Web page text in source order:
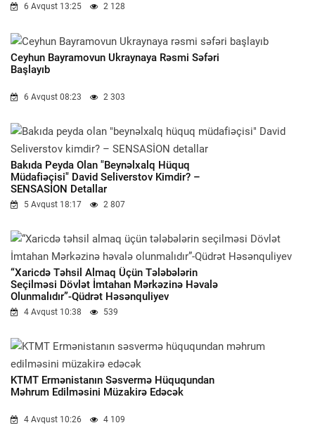
6 Avqust 13:25 2 128
Ceyhun Bayramovun Ukraynaya Rəsmi Səfəri
Başlayıb
6 Avqust 08:23 2 303
Bakıda Peyda Olan "beynəlxalq Hüquq
Müdafiəçisi" David Seliverstov Kimdir? –
SENSASİON Detallar
5 Avqust 18:17 2 807
“Xaricdə Təhsil Almaq Üçün Tələbələrin
Seçilməsi Dövlət İmtahan Mərkəzinə Həvalə
Olunmalıdır”-Qüdrət Həsənquliyev
4 Avqust 10:38 539
KTMT Ermənistanın Səsvermə Hüququndan
Məhrum Edilməsini Müzakirə Edəcək
4 Avqust 10:26 4 109